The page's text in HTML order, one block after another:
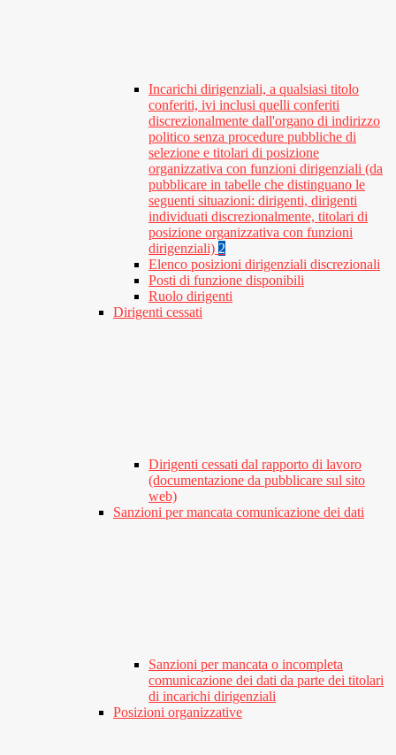
Incarichi dirigenziali, a qualsiasi titolo
conferiti, ivi inclusi quelli conferiti
discrezionalmente dall'organo di indirizzo
politico senza procedure pubbliche di
selezione e titolari di posizione
organizzativa con funzioni dirigenziali (da
pubblicare in tabelle che distinguano le
seguenti situazioni: dirigenti, dirigenti
individuati discrezionalmente, titolari di
posizione organizzativa con funzioni
dirigenziali) 2
Elenco posizioni dirigenziali discrezionali
Posti di funzione disponibili
Ruolo dirigenti
Dirigenti cessati
Dirigenti cessati dal rapporto di lavoro
(documentazione da pubblicare sul sito
web)
Sanzioni per mancata comunicazione dei dati
Sanzioni per mancata o incompleta
comunicazione dei dati da parte dei titolari
di incarichi dirigenziali
Posizioni organizzative